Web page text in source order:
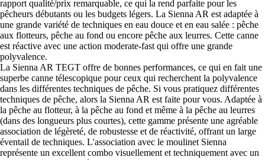
rapport qualité/prix remarquable, ce qui la rend parfaite pour les
pêcheurs débutants ou les budgets légers. La Sienna AR est adaptée à
une grande variété de techniques en eau douce et en eau salée : pêche
aux flotteurs, pêche au fond ou encore pêche aux leurres. Cette canne
est réactive avec une action moderate-fast qui offre une grande
polyvalence.
La Sienna AR TEGT offre de bonnes performances, ce qui en fait une
superbe canne télescopique pour ceux qui recherchent la polyvalence
dans les différentes techniques de pêche. Si vous pratiquez différentes
techniques de pêche, alors la Sienna AR est faite pour vous. Adaptée à
la pêche au flotteur, à la pêche au fond et même à la pêche au leurres
(dans des longueurs plus courtes), cette gamme présente une agréable
association de légèreté, de robustesse et de réactivité, offrant un large
éventail de techniques. L'association avec le moulinet Sienna
représente un excellent combo visuellement et techniquement avec un